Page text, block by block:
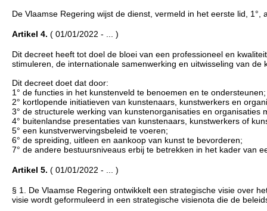
De Vlaamse Regering wijst de dienst, vermeld in het eerste lid, 1°,
Artikel 4. ( 01/01/2022 - ... )
Dit decreet heeft tot doel de bloei van een professioneel en
stimuleren, de internationale samenwerking en uitwisseling van
Dit decreet doet dat door:
1° de functies in het kunstenveld te benoemen en te ondersteunen;
2° kortlopende initiatieven van kunstenaars, kunstwerkers en
3° de structurele werking van kunstenorganisaties en organisaties
4° buitenlandse presentaties van kunstenaars, kunstwerkers of
5° een kunstverwervingsbeleid te voeren;
6° de spreiding, uitleen en aankoop van kunst te bevorderen;
7° de andere bestuursniveaus erbij te betrekken in het kader van
Artikel 5. ( 01/01/2022 - ... )
§ 1. De Vlaamse Regering ontwikkelt een strategische visie over
visie wordt geformuleerd in een strategische visienota die de